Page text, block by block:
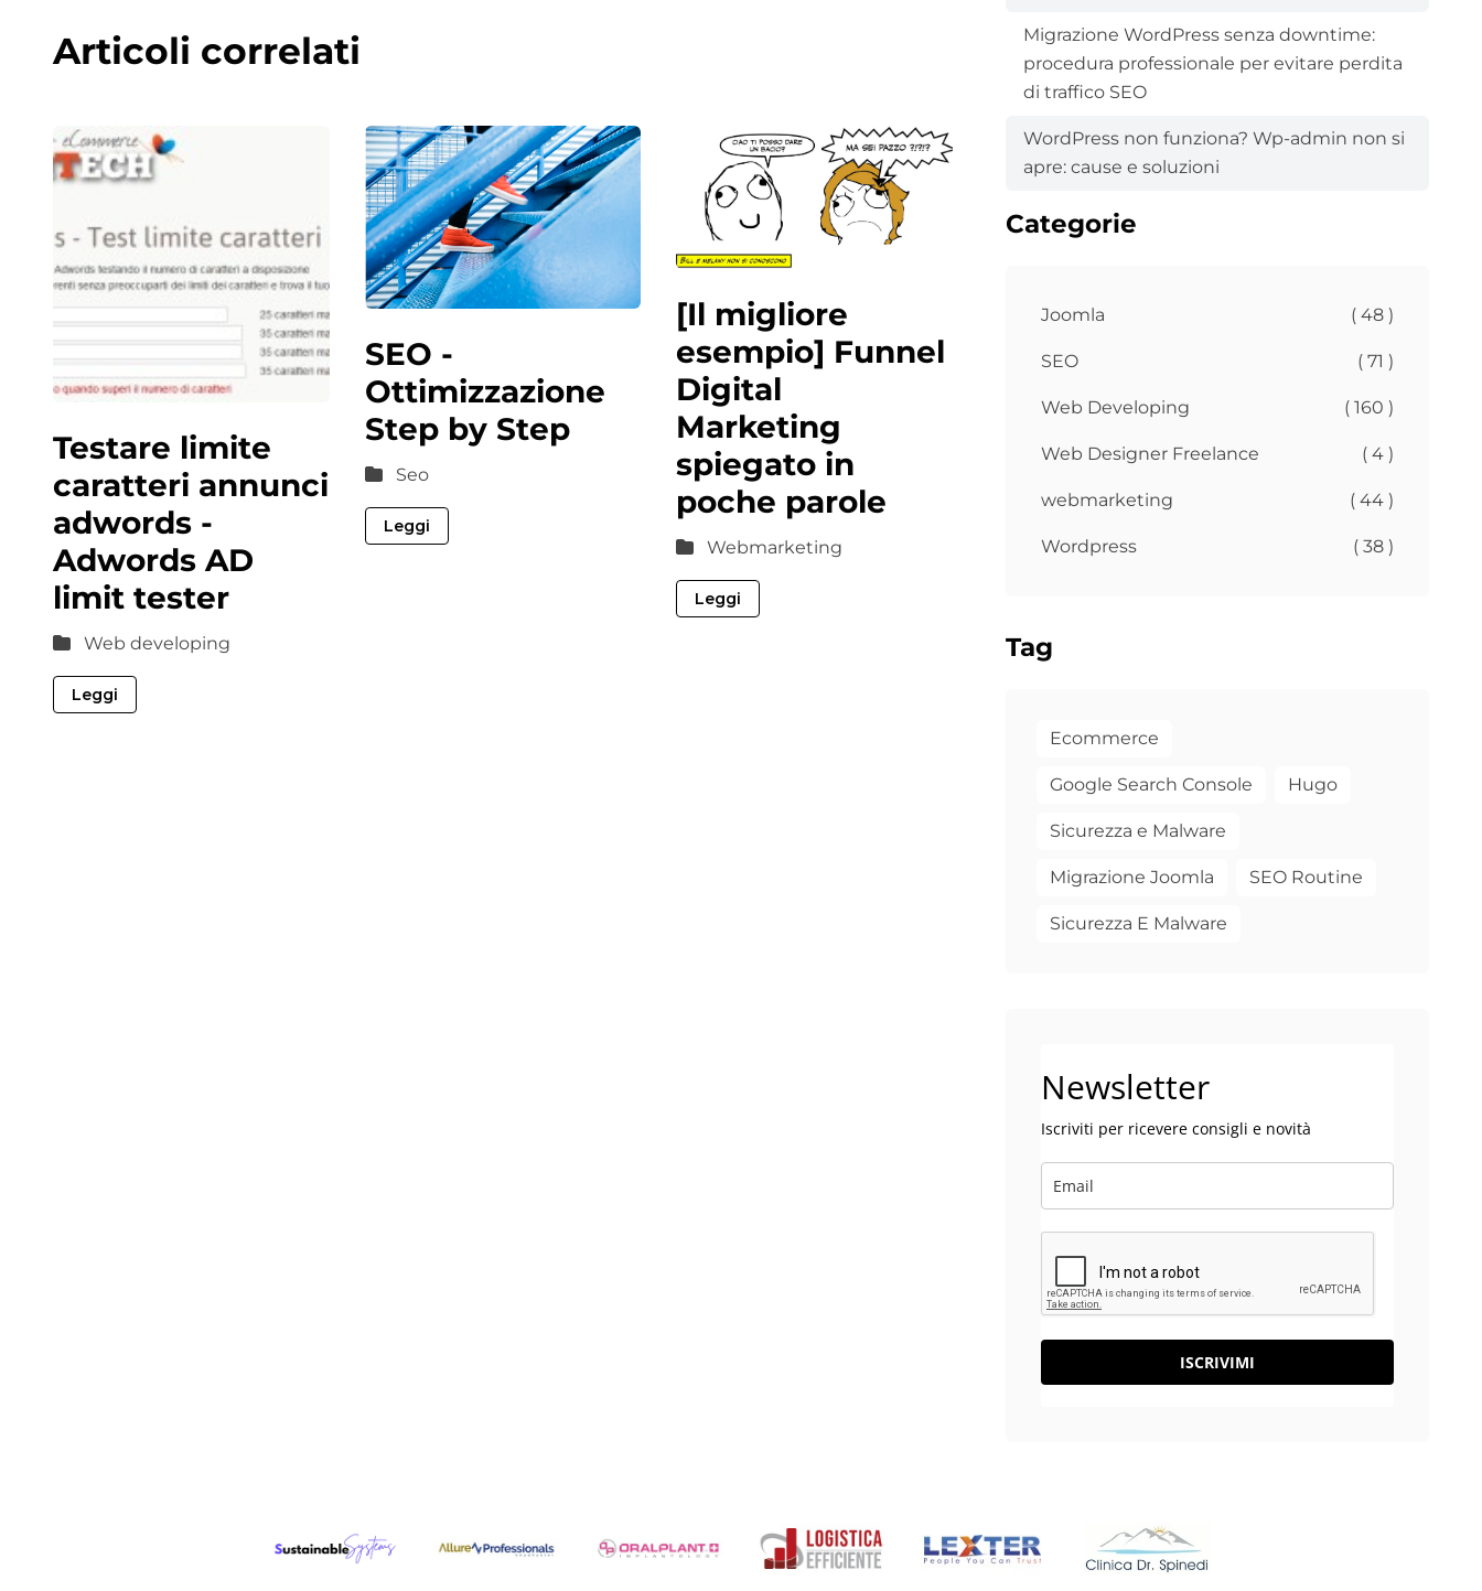
Articoli correlati
Testare limite
caratteri annunci
adwords -
Adwords AD
limit tester
Web developing
Leggi
SEO -
Ottimizzazione
Step by Step
Seo
Leggi
[Il migliore
esempio] Funnel
Digital
Marketing
spiegato in
poche parole
Webmarketing
Leggi
Migrazione WordPress senza downtime:
procedura professionale per evitare perdita
di traffico SEO
WordPress non funziona? Wp-admin non si
apre: cause e soluzioni
Categorie
Joomla ( 48 )
SEO ( 71 )
Web Developing ( 160 )
Web Designer Freelance ( 4 )
webmarketing ( 44 )
Wordpress ( 38 )
Tag
Ecommerce
Google Search Console Hugo
Sicurezza e Malware
Migrazione Joomla SEO Routine
Sicurezza E Malware
Newsletter
Iscriviti per ricevere consigli e novità
ISCRIVIMI